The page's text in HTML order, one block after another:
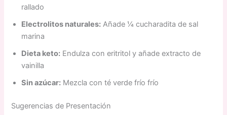
rallado
Electrolitos naturales: Añade 1⁄4 cucharadita de sal
marina
Dieta keto: Endulza con eritritol y añade extracto de
vainilla
Sin azúcar: Mezcla con té verde frío frío
Sugerencias de Presentación